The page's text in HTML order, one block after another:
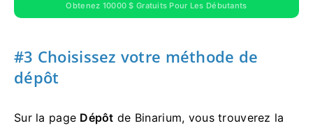
Obtenez 10000 $ Gratuits Pour Les Débutants
#3 Choisissez votre méthode de
dépôt
Sur la page Dépôt de Binarium, vous trouverez la